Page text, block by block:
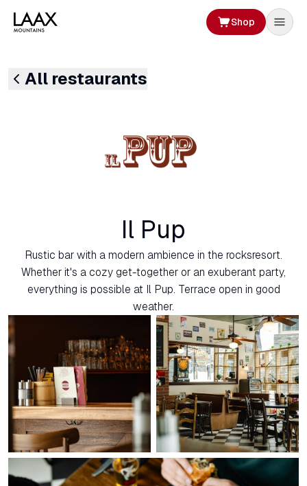
Shop
All restaurants
Il Pup
Rustic bar with a modern ambience in the rocksresort.
Whether it's a cozy get-together or an exuberant party,
everything is possible at Il Pup. Terrace open in good
weather.